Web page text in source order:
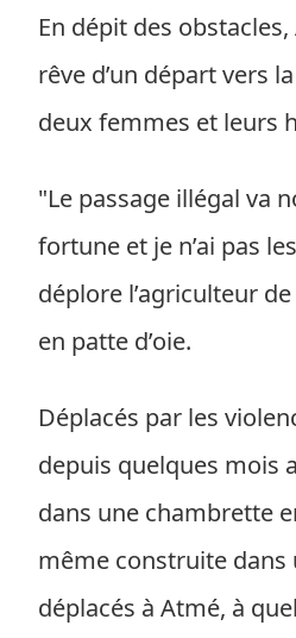
En dépit des
rêve d’un départ vers
deux femmes et leurs
"Le passage illégal va
fortune et je n’ai pas
déplore l’agriculteur
en patte d’oie.
Déplacés par les
depuis quelques mois
dans une chambrette
même construite dans
déplacés à Atmé, à